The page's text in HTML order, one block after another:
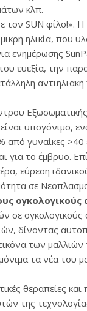
κλπ.
SUN φίλο!». Η
ηλικία, που
ενημέρωσης
ευεξία, την
υπογόνιμο,
από γυναίκες
για το έμβρυο.
εύρεση
σε
ογκολογικούς
σε ογκολογικούς
δίνοντας
των
τα νέα του
θεραπείες
της